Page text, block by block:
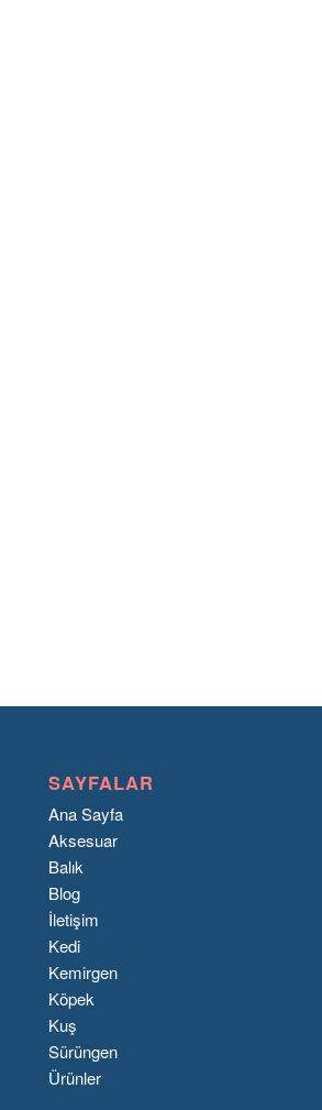
SAYFALAR
Ana Sayfa
Aksesuar
Balık
Blog
İletişim
Kedi
Kemirgen
Köpek
Kuş
Sürüngen
Ürünler